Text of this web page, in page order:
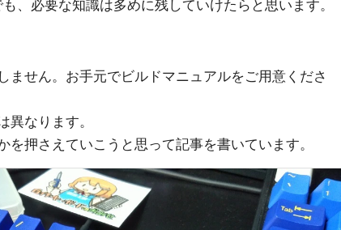
、必要な知識は多めに残していけたらと思います。
ません。お手元でビルドマニュアルをご用意くださ
異なります。
押さえていこうと思って記事を書いています。